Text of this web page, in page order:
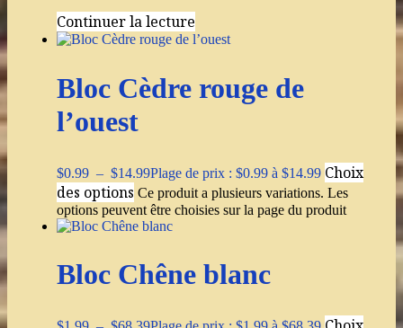
Continuer la lecture
Bloc Cèdre rouge de
l’ouest
$0.99 – $14.99Plage de prix : $0.99 à $14.99 Choix
des options Ce produit a plusieurs variations. Les
options peuvent être choisies sur la page du produit
Bloc Chêne blanc